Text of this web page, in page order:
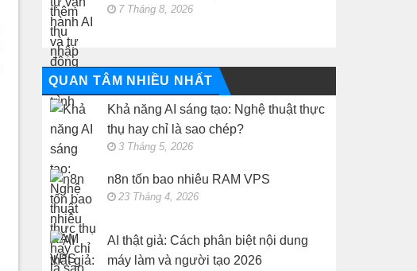
7 Tháng 8, 2026
QUAN TÂM NHIỀU NHẤT
Khả năng AI sáng tạo: Nghệ thuật thực
thụ hay chỉ là sao chép?
3 Tháng 5, 2026
n8n tốn bao nhiêu RAM VPS
23 Tháng 4, 2026
AI thật giả: Cách phân biệt nội dung
máy làm và người tạo 2026